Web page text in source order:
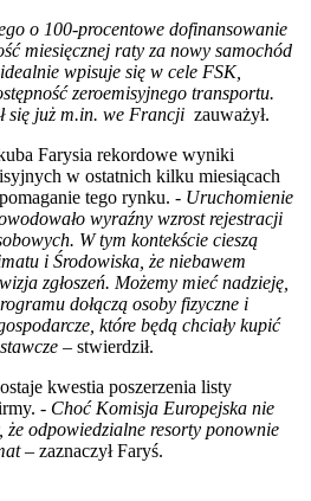
o 100-procentowe dofinansowanie
miesięcznej raty za nowy samochód
wpisuje się w cele FSK,
zeroemisyjnego transportu.
się już m.in. we Francji zauważył.
Farysia rekordowe wyniki
w ostatnich kilku miesiącach
tego rynku. - Uruchomienie
wyraźny wzrost rejestracji
W tym kontekście cieszą
i Środowiska, że niebawem
zgłoszeń. Możemy mieć nadzieję,
dołączą osoby fizyczne i
które będą chciały kupić
– stwierdził.
kwestia poszerzenia listy
- Choć Komisja Europejska nie
że odpowiedzialne resorty ponownie
– zaznaczył Faryś.